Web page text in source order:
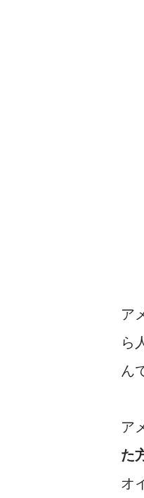
ア
ら
ん
ア
た
オ